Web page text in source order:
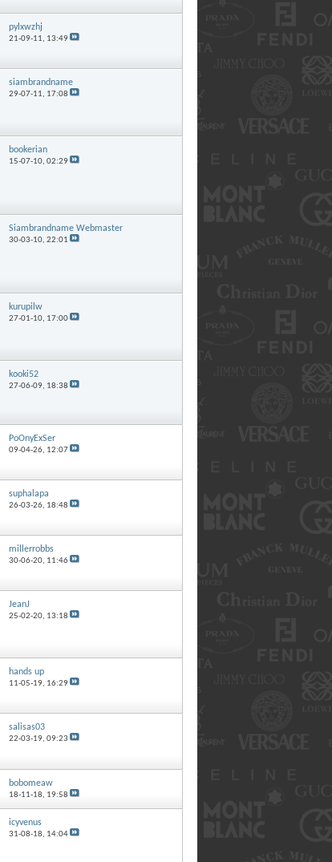
pylxwzhj
21-09-11, 13:49
siambrandname
29-07-11, 17:08
bookerian
15-07-10, 02:29
Siambrandname Webmaster
30-03-10, 22:01
kurupilw
27-01-10, 17:00
kooki52
27-06-09, 18:38
PoOnyExSer
09-04-26, 12:07
suphalapa
26-03-26, 18:48
millerrobbs
30-06-20, 11:46
JeanJ
25-02-20, 13:18
hands up
11-05-19, 16:29
salisas03
22-03-19, 09:23
bobomeaw
18-11-18, 19:58
icyvenus
31-08-18, 14:04